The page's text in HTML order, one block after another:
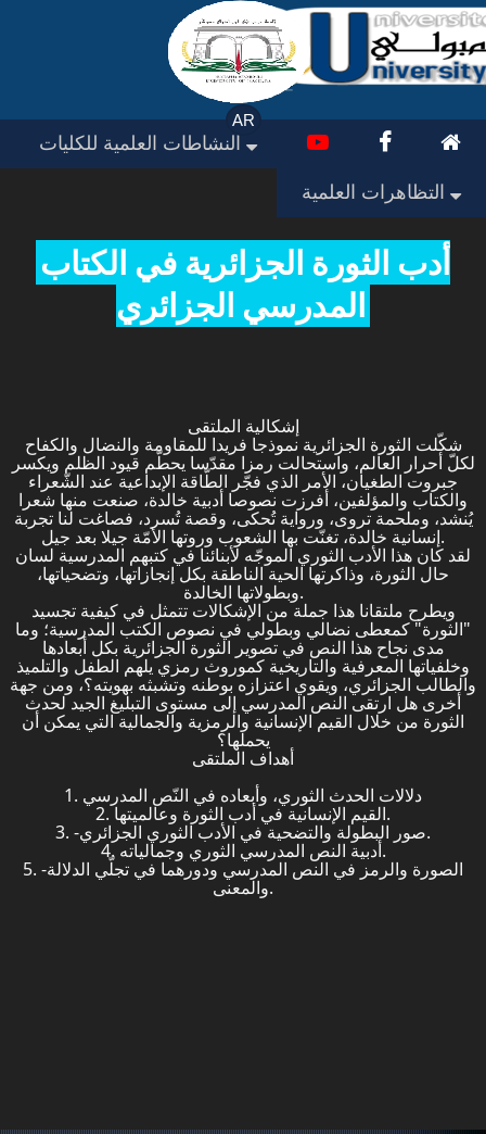
AR
أدب الثورة الجزائرية في الكتاب
المدرسي الجزائري
إشكالية الملتقى
شكّلت الثورة الجزائرية نموذجا فريدا للمقاومة والنضال والكفاح
لكلّ أحرار العالم، واستحالت رمزا مقدّسا يحطّم قيود الظلم ويكسر
جبروت الطغيان، الأمر الذي فجّر الطّاقة الإبداعية عند الشّعراء
والكتاب والمؤلفين، أفرزت نصوصا أدبية خالدة، صنعت منها شعرا
يُنشد، وملحمة تروى، ورواية تُحكى، وقصة تُسرد، فصاغت لنا تجربة
إنسانية خالدة، تغنّت بها الشعوب وروتها الأمّة جيلا بعد جيل.
لقد كان هذا الأدب الثوري الموجّه لأبنائنا في كتبهم المدرسية لسان
حال الثورة، وذاكرتها الحية الناطقة بكل إنجازاتها، وتضحياتها،
وبطولاتها الخالدة.
ويطرح ملتقانا هذا جملة من الإشكالات تتمثل في كيفية تجسيد
"الثورة" كمعطى نضالي وبطولي في نصوص الكتب المدرسية؛ وما
مدى نجاح هذا النص في تصوير الثورة الجزائرية بكل أبعادها
وخلفياتها المعرفية والتاريخية كموروث رمزي يلهم الطفل والتلميذ
والطالب الجزائري، ويقوي اعتزازه بوطنه وتشبثه بهويته؟، ومن جهة
أخرى هل ارتقى النص المدرسي إلى مستوى التبليغ الجيد لحدث
الثورة من خلال القيم الإنسانية والرمزية والجمالية التي يمكن أن
يحملها؟
أهداف الملتقى
1. دلالات الحدث الثوري، وأبعاده في النّص المدرسي
2. القيم الإنسانية في أدب الثورة وعالميتها.
3. -صور البطولة والتضحية في الأدب الثوري الجزائري.
4. أدبية النص المدرسي الثوري وجمالياته.
5. -الصورة والرمز في النص المدرسي ودورهما في تجلّي الدلالة
والمعنى.